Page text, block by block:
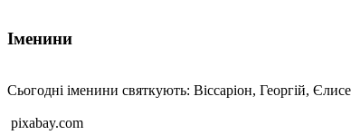
Іменини
Сьогодні іменини святкують: Віссаріон, Георгій,
pixabay.com